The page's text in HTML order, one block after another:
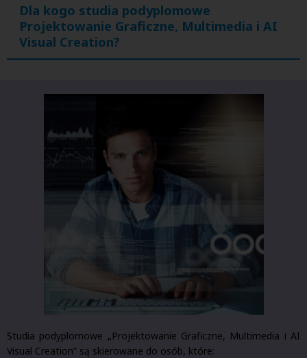
Dla kogo studia podyplomowe
Projektowanie Graficzne, Multimedia i AI
Visual Creation?
Studia podyplomowe „Projektowanie Graficzne, Multimedia i AI
Visual Creation” są skierowane do osób, które: